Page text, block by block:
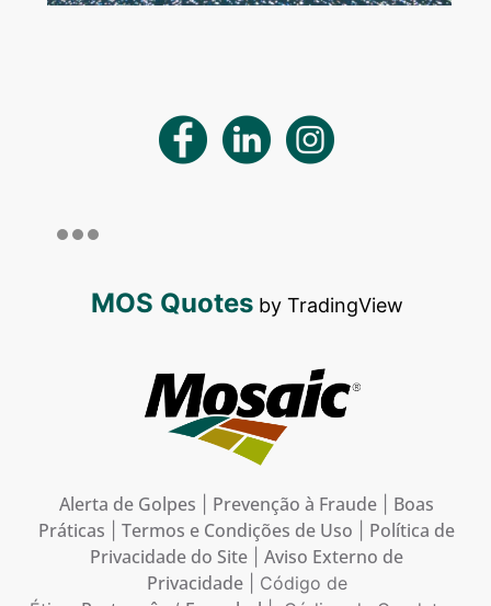
MOS Quotesby TradingView
Alerta de Golpes Prevenção à Fraude
Boas
Práticas
Termos e Condições de Uso
Política de
Privacidade do Site
Aviso Externo de
Privacidade| Código de